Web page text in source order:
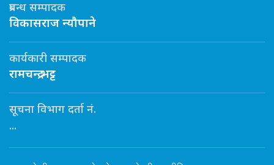
प्रबन्ध सम्पादक
विकासराज न्यौपाने
कार्यकारी सम्पादक
रामचन्द्र भट्ट
सूचना विभाग दर्ता नं.
...